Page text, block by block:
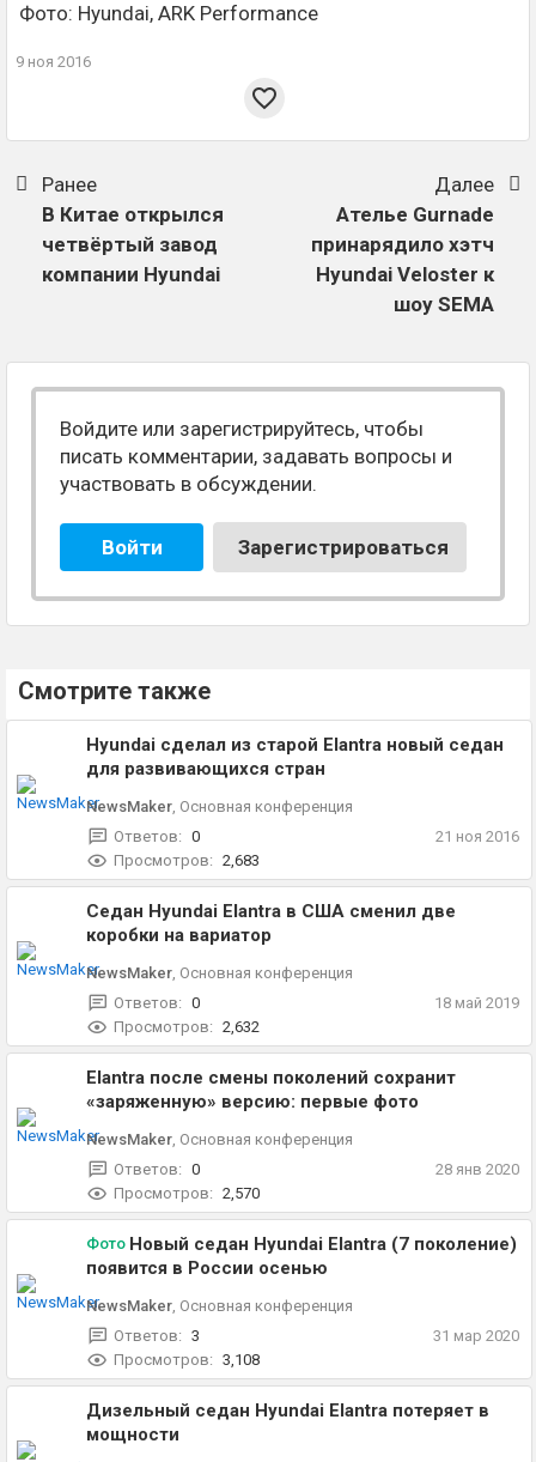
Фото: Hyundai, ARK Performance
9 ноя 2016
Ранее
В Китае открылся
четвёртый завод
компании Hyundai
Далее
Ателье Gurnade
принарядило хэтч
Hyundai Veloster к
шоу SEMA
Войдите или зарегистрируйтесь, чтобы
писать комментарии, задавать вопросы и
участвовать в обсуждении.
Войти Зарегистрироваться
Смотрите также
Hyundai сделал из старой Elantra новый седан
для развивающихся стран
NewsMaker, Основная конференция
Ответов: 0
Просмотров: 2,683
21 ноя 2016
Седан Hyundai Elantra в США сменил две
коробки на вариатор
NewsMaker, Основная конференция
Ответов: 0
Просмотров: 2,632
18 май 2019
Elantra после смены поколений сохранит
«заряженную» версию: первые фото
NewsMaker, Основная конференция
Ответов: 0
Просмотров: 2,570
28 янв 2020
Фото Новый седан Hyundai Elantra (7 поколение)
появится в России осенью
NewsMaker, Основная конференция
Ответов: 3
Просмотров: 3,108
31 мар 2020
Дизельный седан Hyundai Elantra потеряет в
мощности